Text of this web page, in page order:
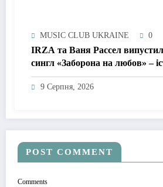
MUSIC CLUB UKRAINE 0
IRZA та Ваня Рассел
сингл «Заборона на любов» –
почуття, які неможливо
9 Серпня, 2026
POST COMMENT
Comments